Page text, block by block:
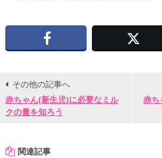
その他の記事へ
赤ちゃん(新生児)に必要なミル
クの量を知ろう
赤ち
関連記事